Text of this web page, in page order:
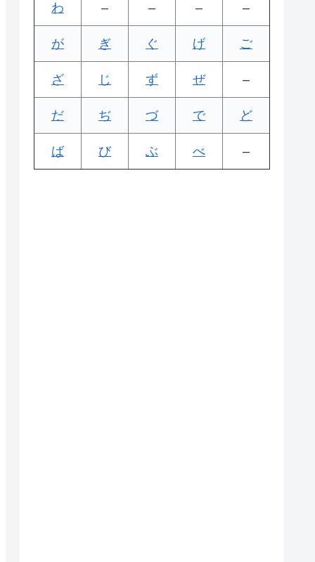
わ – – – –
が ぎ ぐ げ ご
ざ じ ず ぜ –
だ ぢ づ で ど
ば び ぶ べ –